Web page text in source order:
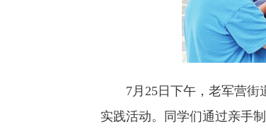
7月25日下午，老军营街
实践活动。同学们通过亲手